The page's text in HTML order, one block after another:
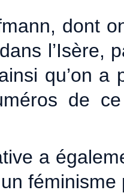
dont
l’Isère,
qu’on a
de
a